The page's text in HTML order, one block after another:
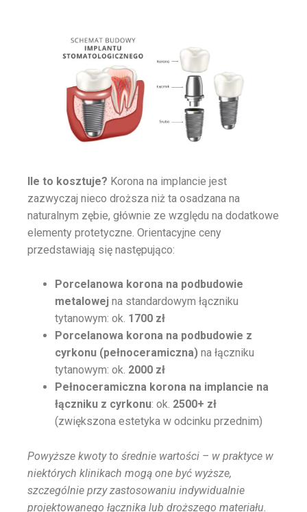
Ile to kosztuje? Korona na implancie jest
zazwyczaj nieco droższa niż ta osadzana na
naturalnym zębie, głównie ze względu na dodatkowe
elementy protetyczne. Orientacyjne ceny
przedstawiają się następująco:
Porcelanowa korona na podbudowie
metalowej na standardowym łączniku
tytanowym: ok. 1700 zł
Porcelanowa korona na podbudowie z
cyrkonu (pełnoceramiczna) na łączniku
tytanowym: ok. 2000 zł
Pełnoceramiczna korona na implancie na
łączniku z cyrkonu: ok. 2500+ zł
(zwiększona estetyka w odcinku przednim)
Powyższe kwoty to średnie wartości – w praktyce w
niektórych klinikach mogą one być wyższe,
szczególnie przy zastosowaniu indywidualnie
projektowanego łącznika lub droższego materiału.